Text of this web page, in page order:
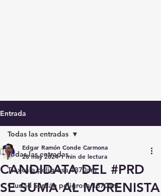
Entrada
Todas las entradas
Tlaxcala peligrosa 1370am
Ciudad Serdán peligrosa 1370am
Todas las entradas
CANDIDATA DEL #PRD
SE SUMA AL MORENISTA
Edgar Ramón Conde Carmona
28 may 2024 1 min de lectura